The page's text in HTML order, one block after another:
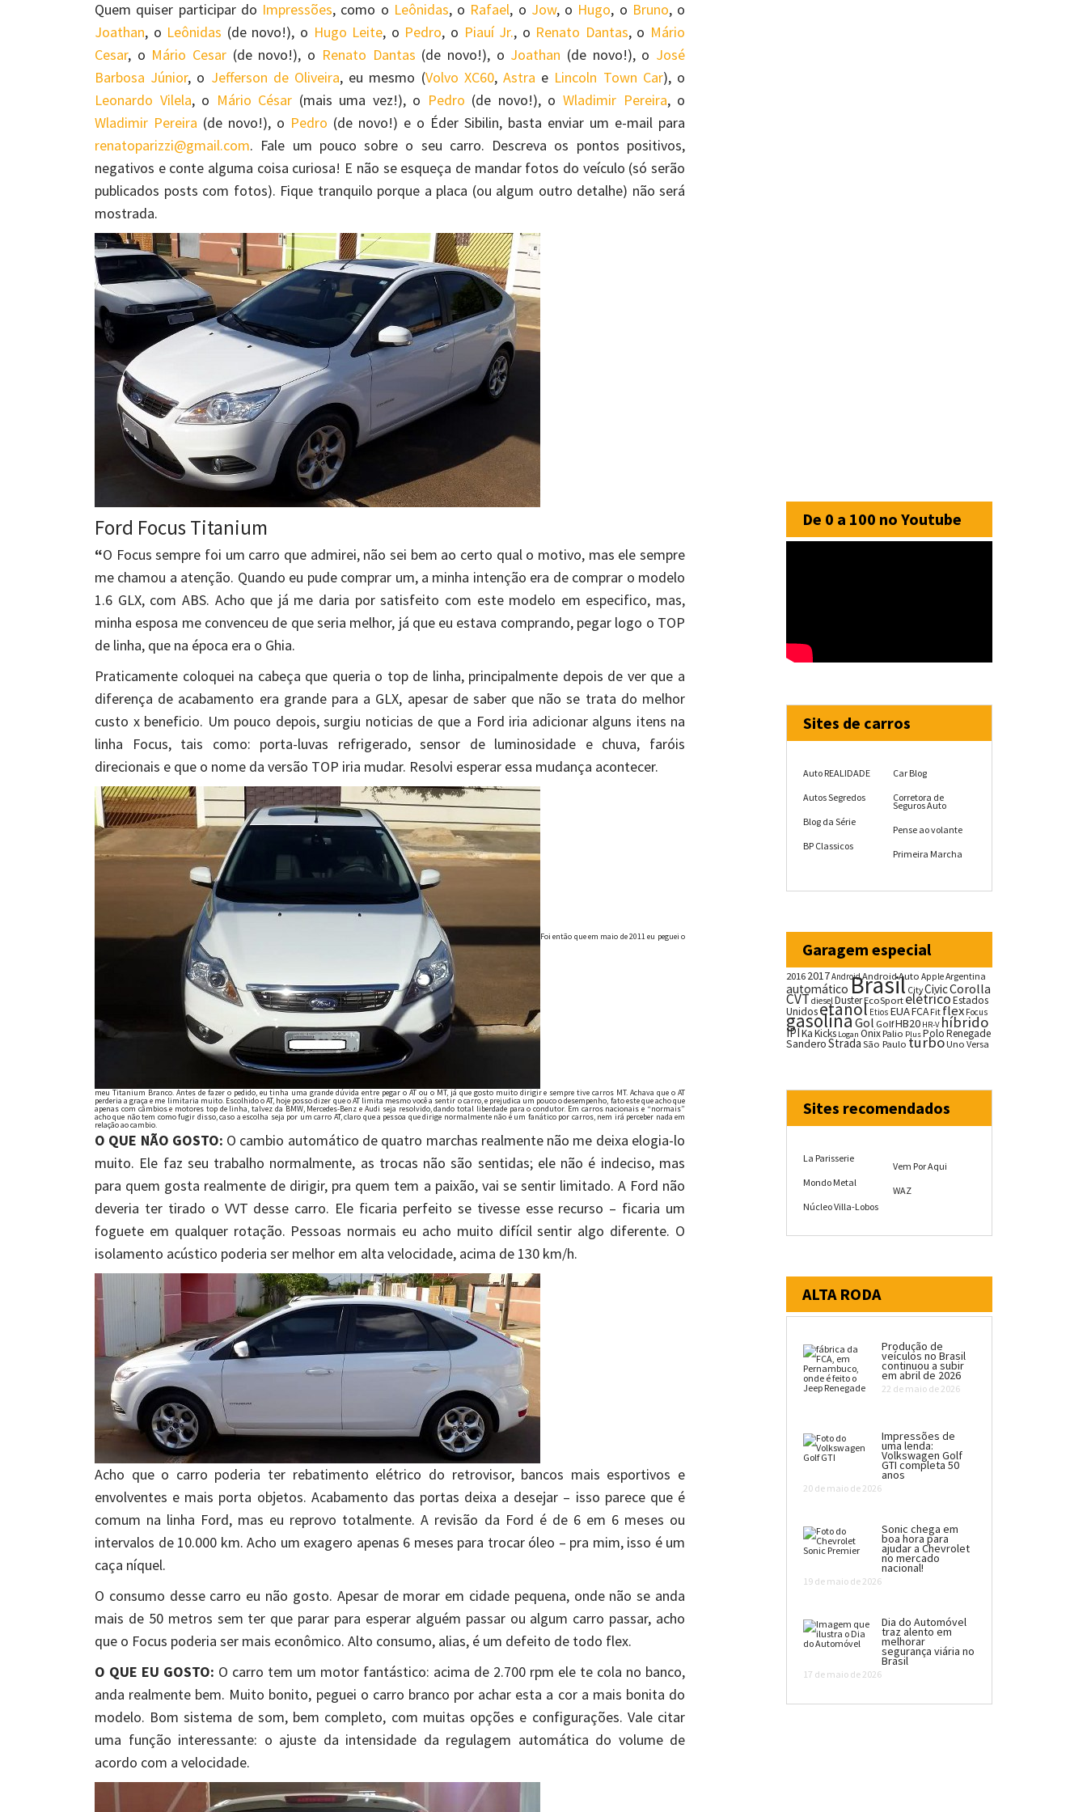
Quem quiser participar do Impressões, como o Leônidas, o Rafael, o Jow, o Hugo, o Bruno, o
Joathan, o Leônidas (de novo!), o Hugo Leite, o Pedro, o Piauí Jr., o Renato Dantas, o Mário
Cesar, o Mário Cesar (de novo!), o Renato Dantas (de novo!), o Joathan (de novo!), o José
Barbosa Júnior, o Jefferson de Oliveira, eu mesmo (Volvo XC60,Astra e Lincoln Town Car), o
Leonardo Vilela, o Mário César (mais uma vez!), o Pedro (de novo!), o Wladimir Pereira, o
Wladimir Pereira (de novo!), o Pedro (de novo!) e o Éder Sibilin, basta enviar um e-mail para
renatoparizzi@gmail.com. Fale um pouco sobre o seu carro. Descreva os pontos positivos,
negativos e conte alguma coisa curiosa! E não se esqueça de mandar fotos do veículo (só serão
publicados posts com fotos). Fique tranquilo porque a placa (ou algum outro detalhe) não será
mostrada.
Ford Focus Titanium
“O Focus sempre foi um carro que admirei, não sei bem ao certo qual o motivo, mas ele sempre
me chamou a atenção. Quando eu pude comprar um, a minha intenção era de comprar o modelo
1.6 GLX, com ABS. Acho que já me daria por satisfeito com este modelo em especifico, mas,
minha esposa me convenceu de que seria melhor, já que eu estava comprando, pegar logo o TOP
de linha, que na época era o Ghia.
Praticamente coloquei na cabeça que queria o top de linha, principalmente depois de ver que a
diferença de acabamento era grande para a GLX, apesar de saber que não se trata do melhor
custo x beneficio. Um pouco depois, surgiu noticias de que a Ford iria adicionar alguns itens na
linha Focus, tais como: porta-luvas refrigerado, sensor de luminosidade e chuva, faróis
direcionais e que o nome da versão TOP iria mudar. Resolvi esperar essa mudança acontecer.
Foi então que em maio de 2011 eu peguei o
meu Titanium Branco. Antes de fazer o pedido, eu tinha uma grande dúvida entre pegar o AT ou o MT, já que gosto muito dirigir e sempre tive carros MT. Achava que o AT
perderia a graça e me limitaria muito. Escolhido o AT, hoje posso dizer que o AT limita mesmo você a sentir o carro, e prejudica um pouco o desempenho, fato este que acho que
apenas com câmbios e motores top de linha, talvez da BMW, Mercedes-Benz e Audi seja resolvido, dando total liberdade para o condutor. Em carros nacionais e “normais”
acho que não tem como fugir disso, caso a escolha seja por um carro AT, claro que a pessoa que dirige normalmente não é um fanático por carros, nem irá perceber nada em
relação ao cambio.
O QUE NÃO GOSTO: O cambio automático de quatro marchas realmente não me deixa elogia-lo
muito. Ele faz seu trabalho normalmente, as trocas não são sentidas; ele não é indeciso, mas
para quem gosta realmente de dirigir, pra quem tem a paixão, vai se sentir limitado. A Ford não
deveria ter tirado o VVT desse carro. Ele ficaria perfeito se tivesse esse recurso – ficaria um
foguete em qualquer rotação. Pessoas normais eu acho muito difícil sentir algo diferente. O
isolamento acústico poderia ser melhor em alta velocidade, acima de 130 km/h.
Acho que o carro poderia ter rebatimento elétrico do retrovisor, bancos mais esportivos e
envolventes e mais porta objetos. Acabamento das portas deixa a desejar – isso parece que é
comum na linha Ford, mas eu reprovo totalmente. A revisão da Ford é de 6 em 6 meses ou
intervalos de 10.000 km. Acho um exagero apenas 6 meses para trocar óleo – pra mim, isso é um
caça níquel.
O consumo desse carro eu não gosto. Apesar de morar em cidade pequena, onde não se anda
mais de 50 metros sem ter que parar para esperar alguém passar ou algum carro passar, acho
que o Focus poderia ser mais econômico. Alto consumo, alias, é um defeito de todo flex.
O QUE EU GOSTO: O carro tem um motor fantástico: acima de 2.700 rpm ele te cola no banco,
anda realmente bem. Muito bonito, peguei o carro branco por achar esta a cor a mais bonita do
modelo. Bom sistema de som, bem completo, com muitas opções e configurações. Vale citar
uma função interessante: o ajuste da intensidade da regulagem automática do volume de
acordo com a velocidade.
De 0 a 100 no Youtube
Sites de carros
Auto REALIDADE
Autos Segredos
Blog da Série
BP Classicos
Car Blog
Corretora de
Seguros Auto
Pense ao volante
Primeira Marcha
Garagem especial
20162017AndroidAndroid Auto AppleArgentina
automáticoBrasil CityCivicCorolla
CVTdieselDusterEcoSportelétricoEstados
Unidosetanol Etios EUAFCA Fit flex Focus
gasolina Gol GolfHB20 HR-V híbrido
IPIKaKicks Logan OnixPalio PlusPoloRenegade
SanderoStrada São Paulo turboUno Versa
Sites recomendados
La Parisserie
Mondo Metal
Núcleo Villa-Lobos
Vem Por Aqui
WAZ
ALTA RODA
Produção de
veículos no Brasil
continuou a subir
em abril de 2026
22 de maio de 2026
Impressões de
uma lenda:
Volkswagen Golf
GTI completa 50
anos
20 de maio de 2026
Sonic chega em
boa hora para
ajudar a Chevrolet
no mercado
nacional!
19 de maio de 2026
Dia do Automóvel
traz alento em
melhorar
segurança viária no
Brasil
17 de maio de 2026